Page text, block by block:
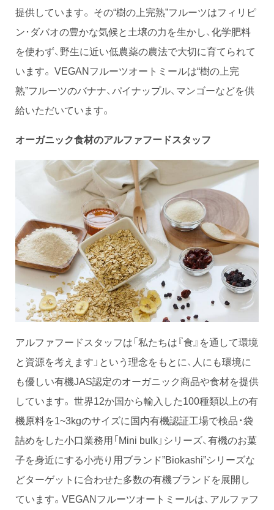
提供しています。 その“樹の上完熟”フルーツはフィリピ
ン･ダバオの豊かな気候と土壌の力を生かし、化学肥料
を使わず、野生に近い低農薬の農法で大切に育てられて
います。 VEGANフルーツオートミールは“樹の上完
熟”フルーツのバナナ、パイナップル、マンゴーなどを供
給いただいています。
オーガニック食材のアルファフードスタッフ
アルファフードスタッフは「私たちは『食』を通して環境
と資源を考えます」という理念をもとに、人にも環境に
も優しい有機JAS認定のオーガニック商品や食材を提供
しています。 世界12か国から輸入した100種類以上の有
機原料を1~3kgのサイズに国内有機認証工場で検品・袋
詰めをした小口業務用「Mini bulk」シリーズ、有機のお菓
子を身近にする小売り用ブランド”Biokashi”シリーズな
どターゲットに合わせた多数の有機ブランドを展開し
ています。VEGANフルーツオートミールは、アルファフ